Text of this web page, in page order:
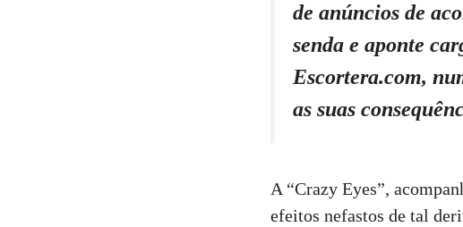
de anúncios de
senda e aponte
Escortera.com,
as suas
A “Crazy Eyes”,
efeitos nefastos de tal